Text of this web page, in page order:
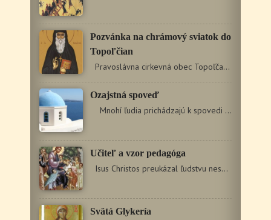
Pozvánka na chrámový sviatok do
Topoľčian
Pravoslávna cirkevná obec Topoľčany vás pozýva…
Ozajstná spoveď
Mnohí ľudia prichádzajú k spovedi s nadšením,…
Učiteľ a vzor pedagóga
Isus Christos preukázal ľudstvu nesmiernu lásku celým…
Svätá Glykería